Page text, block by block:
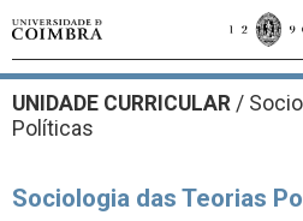
UNIDADE CURRICULAR /
Políticas
Sociologia das Teorias